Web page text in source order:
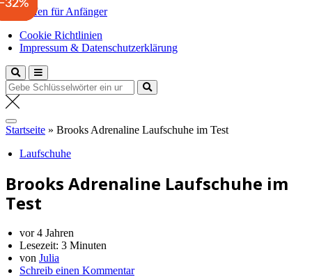
Zum
Inhalt
springen
Laufen für Anfänger
Anfängertipps und Tricks
Cookie Richtlinien
Impressum & Datenschutzerklärung
Suche
nach:
Startseite » Brooks Adrenaline Laufschuhe im Test
Laufschuhe
Brooks Adrenaline Laufschuhe im
Test
vor 4 Jahren
Lesezeit: 3 Minuten
von Julia
Schreib einen Kommentar